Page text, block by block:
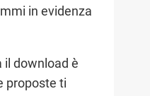
in evidenza
il download è
proposte ti